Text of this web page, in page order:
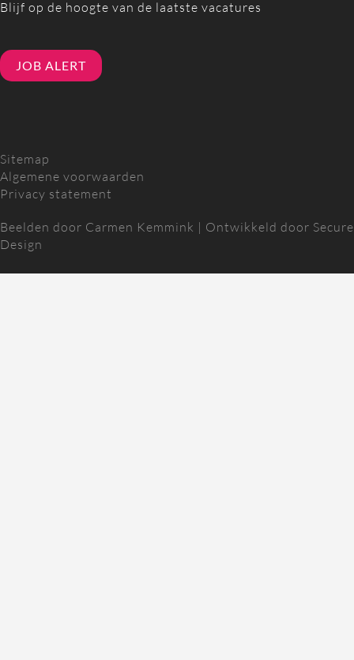
Blijf op de hoogte van de laatste vacatures
JOB ALERT
Sitemap
Algemene voorwaarden
Privacy statement
Beelden door Carmen Kemmink | Ontwikkeld door Secure
Design